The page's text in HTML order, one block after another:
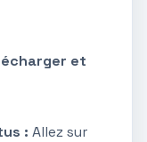
et
: Allez sur